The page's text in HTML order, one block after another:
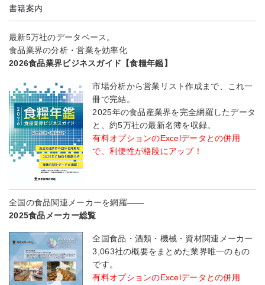
書籍案内
最新5万社のデータベース。
食品業界の分析・営業を効率化
2026食品業界ビジネスガイド【食糧年鑑】
市場分析から営業リスト作成まで、これ一
冊で完結。
2025年の食品産業界を完全網羅したデータ
と、約5万社の最新名簿を収録。
有料オプションのExcelデータとの併用
で、利便性が格段にアップ！
全国の食品関連メーカーを網羅――
2025食品メーカー総覧
全国食品・酒類・機械・資材関連メーカー
3,063社の概要をまとめた業界唯一のもの
です。
有料オプションのExcelデータとの併用